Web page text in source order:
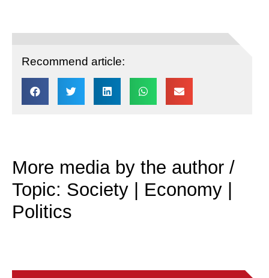
Recommend article:
More media by the author /
Topic: Society | Economy |
Politics